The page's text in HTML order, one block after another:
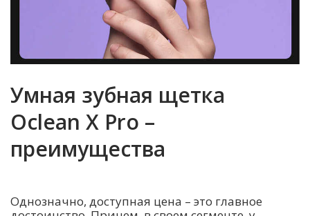
Умная зубная щетка
Oclean X Pro –
преимущества
Однозначно, доступная цена – это главное